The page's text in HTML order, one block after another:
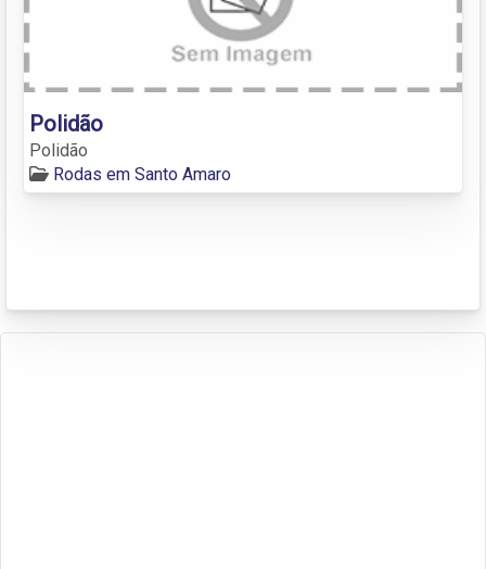
Polidão
Polidão
Rodas em Santo Amaro